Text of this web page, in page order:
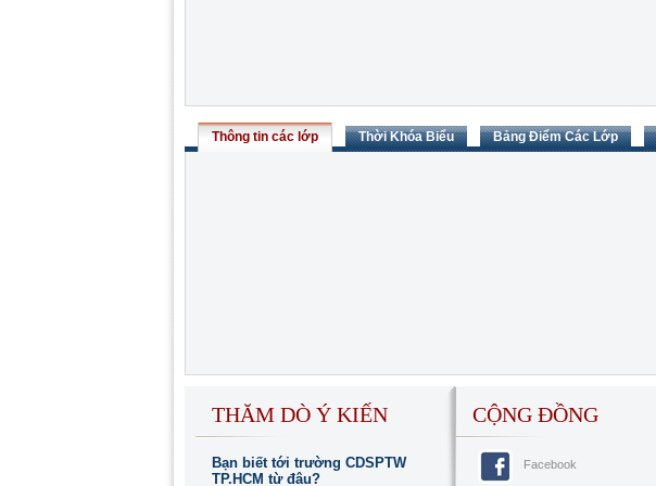
Thông tin các lớp Thời Khóa Biểu Bảng Điểm Các Lớp
THĂM DÒ Ý KIẾN
Bạn biết tới trường CDSPTW
TP.HCM từ đâu?
CỘNG ĐỒNG
Facebook